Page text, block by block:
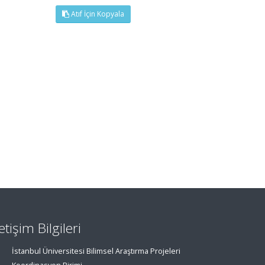
Atıf İçin Kopyala
Bilgileri
İstanbul Üniversitesi Bilimsel Araştırma Projeleri